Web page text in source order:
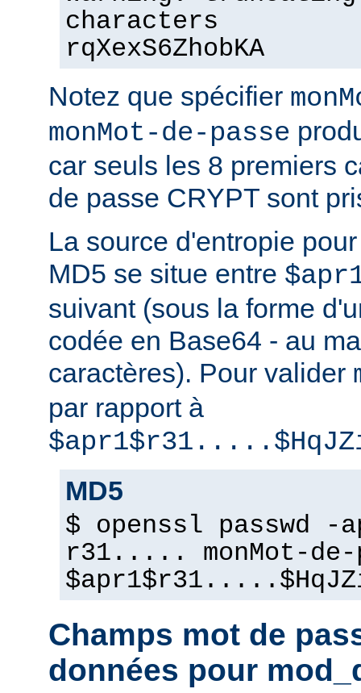
characters
rqXexS6ZhobKA
Notez que spécifier
monMot-de-passe
car seuls les 8 premiers
de passe CRYPT sont
La source d'entropie
MD5 se situe entre
suivant (sous la forme
codée en Base64 - au
caractères). Pour valider
par rapport à
MD5
$ openssl passwd
r31..... monMot-de-
Champs mot de
données pour